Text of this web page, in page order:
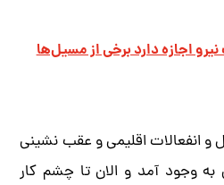
نیرو اجازه دارد برخی از مسیل‌ها
و انفعالات اقلیمی و عقب نشینی
سال پیش به وجود آمد و الان تا چشم کار